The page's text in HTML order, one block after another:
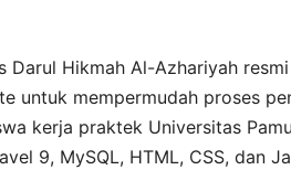
Darul Hikmah Al-Azhariyah
untuk mempermudah proses
kerja praktek Universitas
9, MySQL, HTML, CSS, dan